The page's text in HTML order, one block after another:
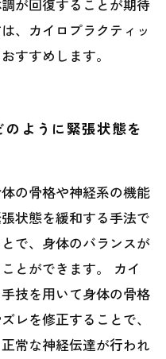
が回復することが期待
、カイロプラクティッ
すすめします。
ように緊張状態を
の骨格や神経系の機能
状態を緩和する手法で
で、身体のバランスが
とができます。 カイ
技を用いて身体の骨格
レを修正することで、
常な神経伝達が行われ